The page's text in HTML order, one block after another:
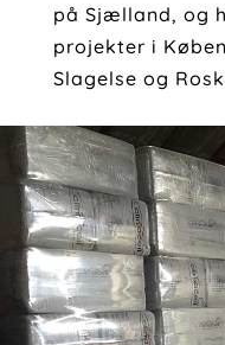
på Sjælland, og
projekter i
Slagelse og